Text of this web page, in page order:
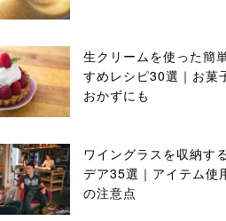
生クリームを使った簡
すめレシピ30選｜お菓
おかずにも
ワイングラスを収納す
デア35選｜アイテム使
の注意点